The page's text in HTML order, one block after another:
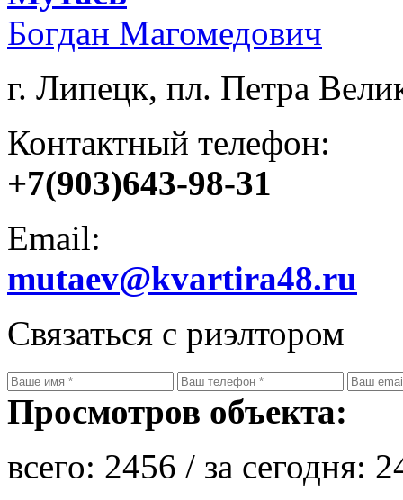
Богдан Магомедович
г. Липецк, пл. Петра
Контактный телефон:
+7(903)643-98-31
Email:
mutaev@kvartira48.ru
Связаться с риэлтором
Просмотров объекта:
всего: 2456 / за сегодня: